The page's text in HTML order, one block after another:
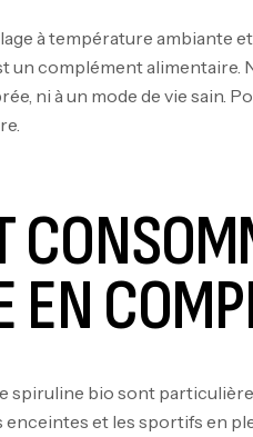
à température ambiante et
un complément alimentaire.
ni à un mode de vie sain.
EN
spiruline bio sont
et les sportifs en